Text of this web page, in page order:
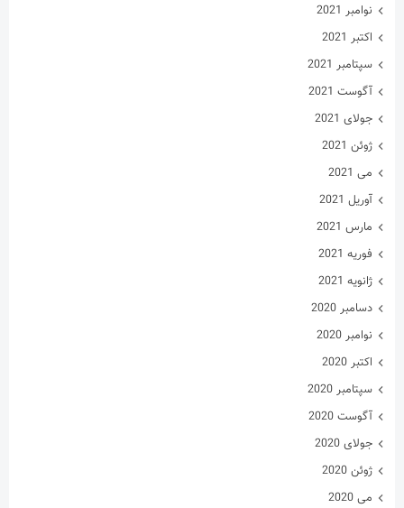
نوامبر 2021
اکتبر 2021
سپتامبر 2021
آگوست 2021
جولای 2021
ژوئن 2021
می 2021
آوریل 2021
مارس 2021
فوریه 2021
ژانویه 2021
دسامبر 2020
نوامبر 2020
اکتبر 2020
سپتامبر 2020
آگوست 2020
جولای 2020
ژوئن 2020
می 2020